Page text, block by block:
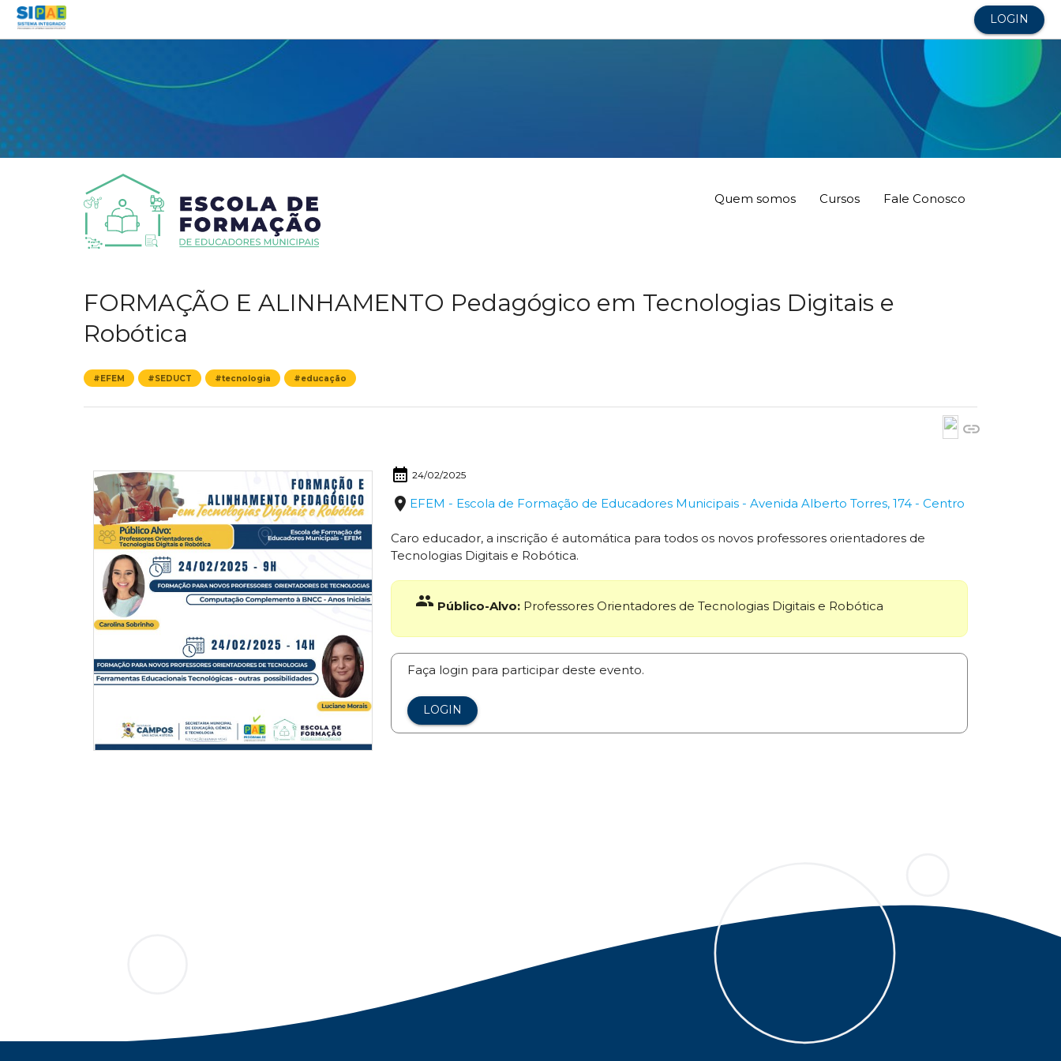
LOGIN
Quem somos Cursos Fale Conosco
FORMAÇÃO E ALINHAMENTO Pedagógico em Tecnologias Digitais e
Robótica
#EFEM #SEDUCT #tecnologia #educação
link
calendar_month 24/02/2025
place EFEM - Escola de Formação de Educadores Municipais - Avenida Alberto Torres, 174 - Centro
Caro educador, a inscrição é automática para todos os novos professores orientadores de
Tecnologias Digitais e Robótica.
group Público-Alvo:Professores Orientadores de Tecnologias Digitais e Robótica
Faça login para participar deste evento.
LOGIN